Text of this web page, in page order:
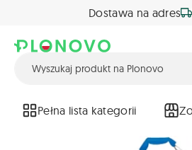
Dostawa na adres
Pełna lista kategorii